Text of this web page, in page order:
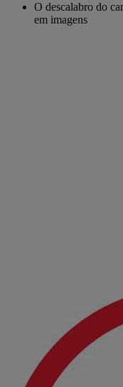
O descalabro do
em imagens